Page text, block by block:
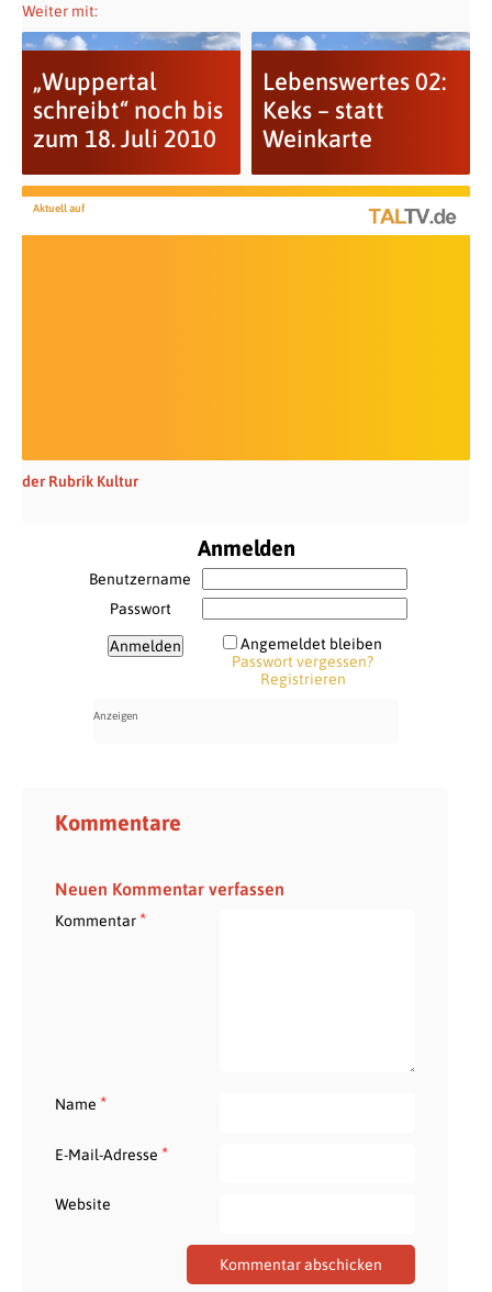
Weiter mit:
„Wuppertal
schreibt“ noch bis
zum 18. Juli 2010
Lebenswertes 02:
Keks – statt
Weinkarte
Aktuell auf
der Rubrik Kultur
Anmelden
Benutzername
Passwort
Angemeldet bleiben
Passwort vergessen?
Registrieren
Kommentare
Neuen Kommentar verfassen
Kommentar*
Name *
E-Mail-Adresse *
Website